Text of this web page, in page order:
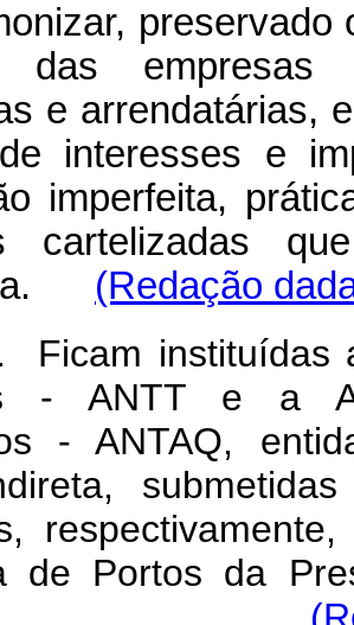
das empresas
e arrendatárias,
interesses e
imperfeita,
cartelizadas
(Redação
Ficam instituídas
- ANTT e a
- ANTAQ,
de Portos da